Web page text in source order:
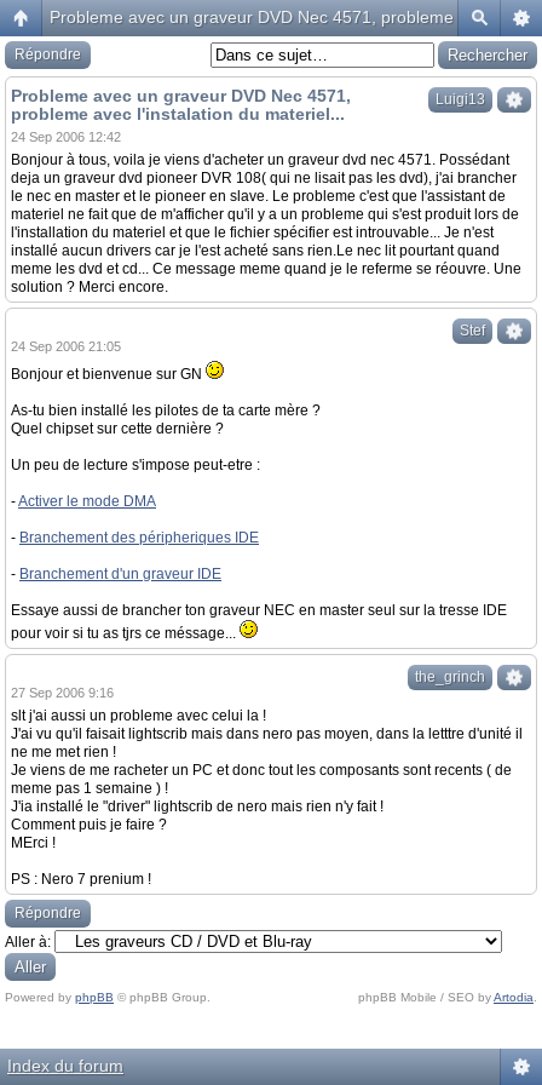
Probleme avec un graveur DVD Nec 4571, probleme avec
Répondre
Luigi13
Probleme avec un graveur DVD Nec 4571,
probleme avec l'instalation du materiel...
24 Sep 2006 12:42
Bonjour à tous, voila je viens d'acheter un graveur dvd nec 4571. Possédant
deja un graveur dvd pioneer DVR 108( qui ne lisait pas les dvd), j'ai brancher
le nec en master et le pioneer en slave. Le probleme c'est que l'assistant de
materiel ne fait que de m'afficher qu'il y a un probleme qui s'est produit lors de
l'installation du materiel et que le fichier spécifier est introuvable... Je n'est
installé aucun drivers car je l'est acheté sans rien.Le nec lit pourtant quand
meme les dvd et cd... Ce message meme quand je le referme se réouvre. Une
solution ? Merci encore.
Stef
24 Sep 2006 21:05
Bonjour et bienvenue sur GN
As-tu bien installé les pilotes de ta carte mère ?
Quel chipset sur cette dernière ?
Un peu de lecture s'impose peut-etre :
-Activer le mode DMA
- Branchement des péripheriques IDE
- Branchement d'un graveur IDE
Essaye aussi de brancher ton graveur NEC en master seul sur la tresse IDE
pour voir si tu as tjrs ce méssage...
the_grinch
27 Sep 2006 9:16
slt j'ai aussi un probleme avec celui la !
J'ai vu qu'il faisait lightscrib mais dans nero pas moyen, dans la letttre d'unité il
ne me met rien !
Je viens de me racheter un PC et donc tout les composants sont recents ( de
meme pas 1 semaine ) !
J'ia installé le "driver" lightscrib de nero mais rien n'y fait !
Comment puis je faire ?
MErci !
PS : Nero 7 prenium !
Répondre
Aller à:
Powered by phpBB © phpBB Group. phpBB Mobile / SEO byArtodia
Index du forum